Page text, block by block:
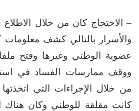
– الاحتجاج كان من خلال
والأسرار بالتالي كشف
عضوية الوطني وغيرها وفتح
ووقف ممارسات الفساد في
من خلال الإجراءات التي
كانت مقلقة للوطني وكان